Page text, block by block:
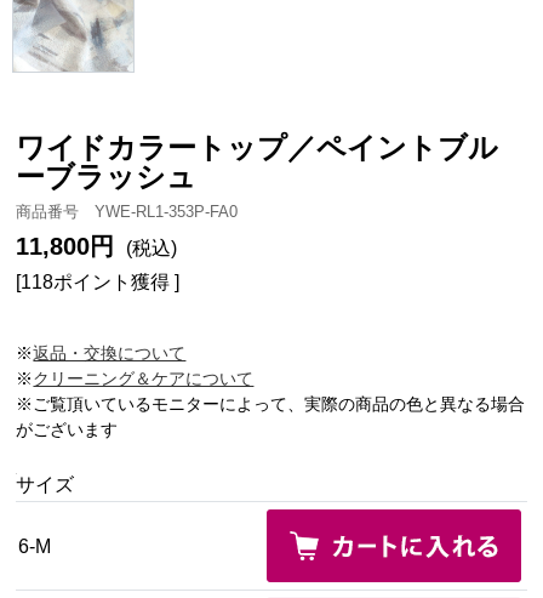
ワイドカラートップ／ペイントブル
ーブラッシュ
商品番号 YWE-RL1-353P-FA0
11,800円
(税込)
[118ポイント獲得 ]
※返品・交換について
※クリーニング＆ケアについて
※ご覧頂いているモニターによって、実際の商品の色と異なる場合
がございます
サイズ
6-M